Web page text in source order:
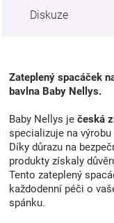
Diskuze
Zateplený spacáček
bavlna Baby Nellys.
Baby Nellys je česká
specializuje na
Díky důrazu na
produkty získaly
Tento zateplený
každodenní péči o
spánku.